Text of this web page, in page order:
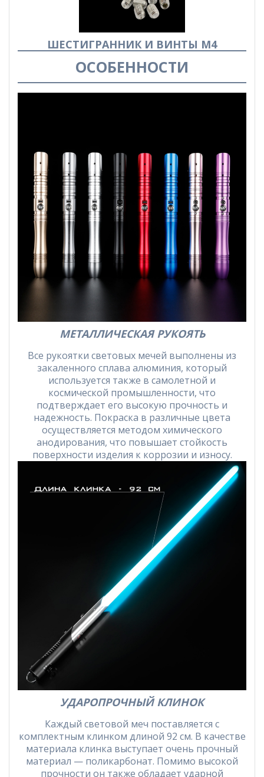
ШЕСТИГРАННИК И ВИНТЫ М4
ОСОБЕННОСТИ
МЕТАЛЛИЧЕСКАЯ РУКОЯТЬ
Все рукоятки световых мечей выполнены из
закаленного сплава алюминия, который
используется также в самолетной и
космической промышленности, что
подтверждает его высокую прочность и
надежность. Покраска в различные цвета
осуществляется методом химического
анодирования, что повышает стойкость
поверхности изделия к коррозии и износу.
УДАРОПРОЧНЫЙ КЛИНОК
Каждый световой меч поставляется с
комплектным клинком длиной 92 см. В качестве
материала клинка выступает очень прочный
материал — поликарбонат. Помимо высокой
прочности он также обладает ударной